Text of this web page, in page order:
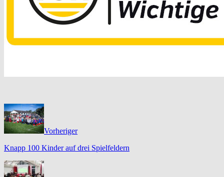
Vorheriger
Knapp 100 Kinder auf drei Spielfeldern